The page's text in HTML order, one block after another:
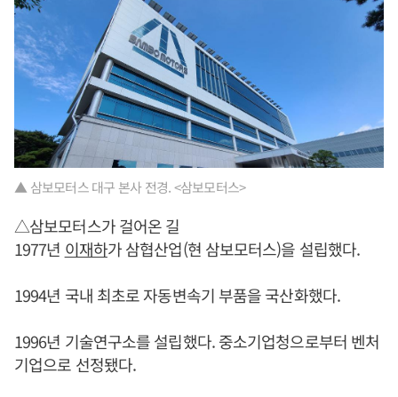
▲ 삼보모터스 대구 본사 전경. <삼보모터스>
△삼보모터스가 걸어온 길
1977년 이재하가 삼협산업(현 삼보모터스)을 설립했다.
1994년 국내 최초로 자동변속기 부품을 국산화했다.
1996년 기술연구소를 설립했다. 중소기업청으로부터 벤처
기업으로 선정됐다.